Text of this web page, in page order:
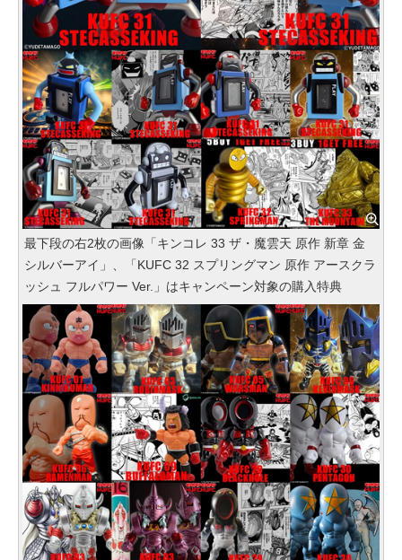
最下段の右2枚の画像「キンコレ 33 ザ・魔雲天 原作 新章 金
シルバーアイ」、「KUFC 32 スプリングマン 原作 アースクラ
ッシュ フルパワー Ver.」はキャンペーン対象の購入特典